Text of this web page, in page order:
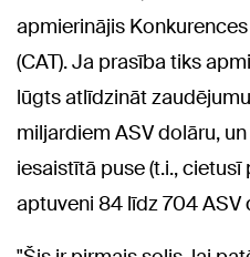
apmierinājis
(CAT). Ja prasība tiks
lūgts atlīdzināt
miljardiem ASV dolāru,
iesaistītā puse (t.i.,
aptuveni 84 līdz 704